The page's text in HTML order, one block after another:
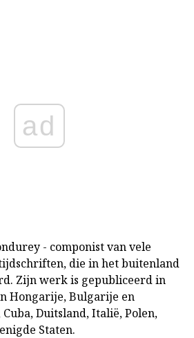
ad
- componist van vele
die in het buitenland
Zijn werk is gepubliceerd in
Hongarije, Bulgarije en
Duitsland, Italië, Polen,
Staten.